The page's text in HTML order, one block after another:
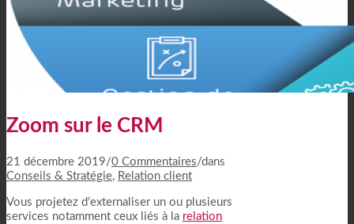
Zoom sur le CRM
21 décembre 2019/0 Commentaires/dans
Conseils & Stratégie, Relation client
Vous projetez d’externaliser un ou plusieurs
services notamment ceux liés à la relation